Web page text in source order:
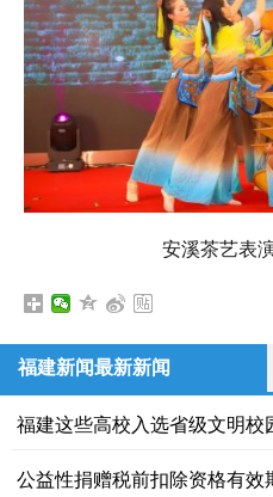
安溪茶艺表
福建新闻最新新闻
福建这些高校入选省级文明校
公益性捐赠税前扣除资格有效